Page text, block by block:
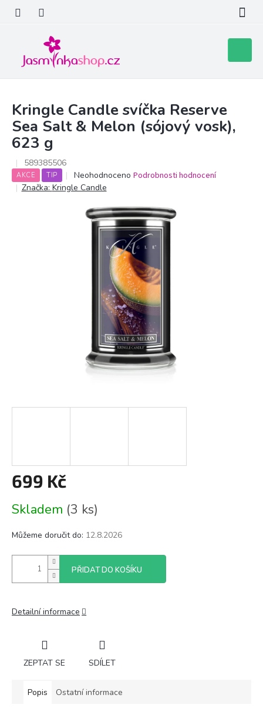
obsah
košík
Kringle Candle svíčka Reserve
Sea Salt & Melon (sójový vosk),
623 g
589385506
AKCE TIP
Průměrné
hodnocení
hvězdiček.
Neohodnoceno Podrobnosti hodnocení
Značka: Kringle Candle
699 Kč
cena:
Skladem (3 ks)
Můžeme doručit do: 12.8.2026
PŘIDAT DO KOŠÍKU
Detailní informace
ZEPTAT SE SDÍLET
Popis Ostatní informace